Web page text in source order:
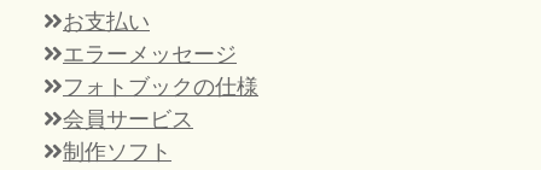
お支払い
エラーメッセージ
フォトブックの仕様
会員サービス
制作ソフト